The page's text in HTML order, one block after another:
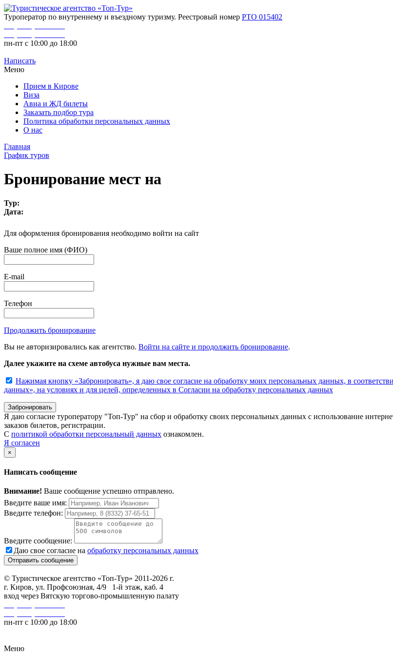
Туроператор по внутреннему и въездному туризму. Реестровый номер РТО 015402
пн-пт с 10:00 до 18:00
Написать
Меню
Прием в Кирове
Виза
Авиа и ЖД билеты
Заказать подбор тура
Политика обработки персональных данных
О нас
Главная
График туров
Бронирование мест на
Тур:
Дата:
Для оформления бронирования необходимо войти на сайт
Ваше полное имя (ФИО)
E-mail
Телефон
Продолжить бронирование
Вы не авторизировались как агентство. Войти на сайте и продолжить бронирование.
Далее укажите на схеме автобуса нужные вам места.
Нажимая кнопку «Забронировать», я даю свое согласие на обработку моих персональных данных, в
данных», на условиях и для целей, определенных в Согласии на обработку персональных данных
Я даю согласие туроператору "Топ-Тур" на сбор и обработку своих персональных данных с использование
заказов билетов, регистрации.
С политикой обработки персональный данных ознакомлен.
Я согласен
×
Написать сообщение
Внимание! Ваше сообщение успешно отправлено.
Введите ваше имя:
Введите телефон:
Введите сообщение:
Даю свое согласие на обработку персональных данных
© Туристическое агентство «Топ-Тур» 2011-2026 г.
г. Киров, ул. Профсоюзная, 4/9 1-й этаж, каб. 4
вход через Вятскую торгово-промышленную палату
пн-пт с 10:00 до 18:00
Меню